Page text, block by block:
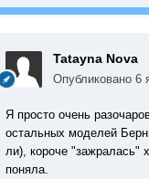
Tatayna Nova
Опубликовано 6
Я просто очень
остальных моделей
ли), короче "зажралась"
поняла.